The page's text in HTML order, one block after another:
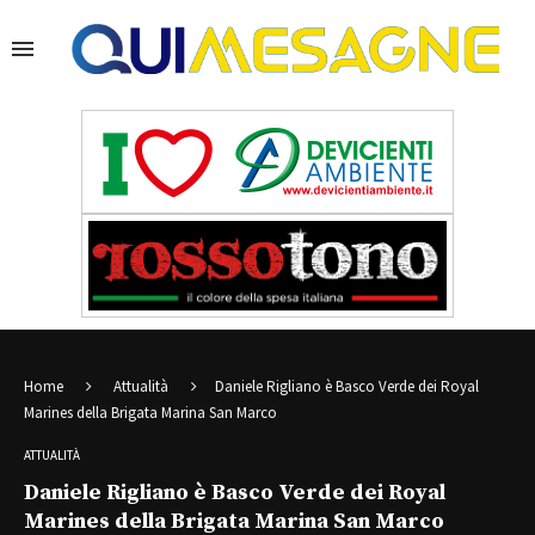
Home Attualità
Daniele Rigliano è Basco Verde dei Royal
Marines della Brigata Marina San Marco
ATTUALITÀ
Daniele Rigliano è Basco Verde dei Royal
Marines della Brigata Marina San Marco